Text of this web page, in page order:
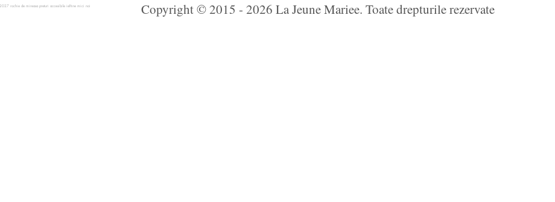
rochie de mireasa preturi accesibile ieftine mici noi Copyright © 2015 - 2026 La Jeune Mariee. Toate drepturile rezervate